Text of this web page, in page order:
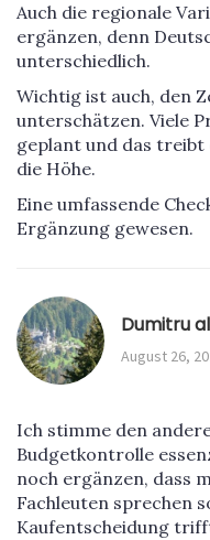
Auch die regionale
ergänzen, denn
unterschiedlich.
Wichtig ist auch, den
unterschätzen. Viele
geplant und das
die Höhe.
Eine umfassende
Ergänzung gewesen.
Dumitru
August 26,
Ich stimme den
Budgetkontrolle
noch ergänzen, dass
Fachleuten sprechen
Kaufentscheidung